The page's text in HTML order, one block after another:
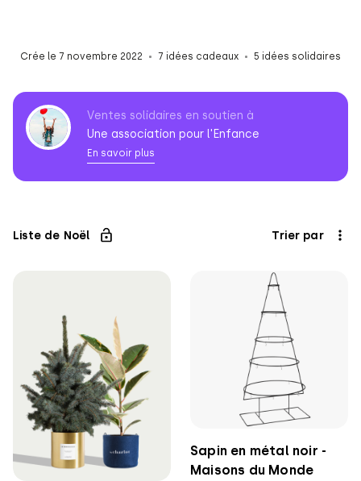
Crée le 7 novembre 2022 7 idées cadeaux 5 idées solidaires
Association
pour
Ventes solidaires en soutien à
Une association pour l'Enfance
En savoir plus
Liste de Noël Trier par
Sapin en métal noir -
Maisons du Monde